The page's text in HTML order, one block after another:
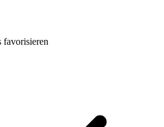
favorisieren